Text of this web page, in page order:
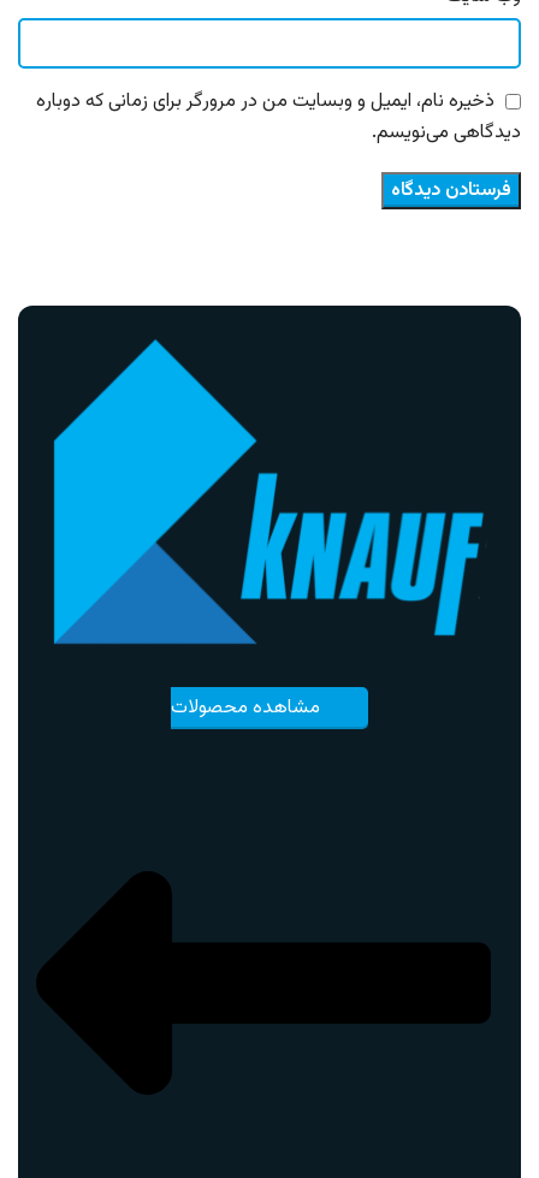
ذخیره نام، ایمیل و وبسایت من در مرورگر برای زمانی که دوباره
دیدگاهی می‌نویسم.
مشاهده محصولات